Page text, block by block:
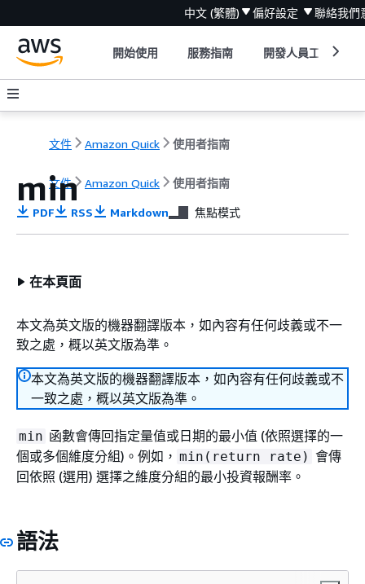
中文 (繁體) 偏好設定 聯絡我們
開始使用 服務指南 開發人員工具
文件 Amazon Quick 使用者指南
文件 Amazon Quick 使用者指南
min
PDF RSS Markdown 焦點模式
在本頁面
本文為英文版的機器翻譯版本，如內容有任何歧義或不一
致之處，概以英文版為準。
本文為英文版的機器翻譯版本，如內容有任何歧義或不
一致之處，概以英文版為準。
min 函數會傳回指定量值或日期的最小值 (依照選擇的一
個或多個維度分組)。例如， min(return rate) 會傳
回依照 (選用) 選擇之維度分組的最小投資報酬率。
語法